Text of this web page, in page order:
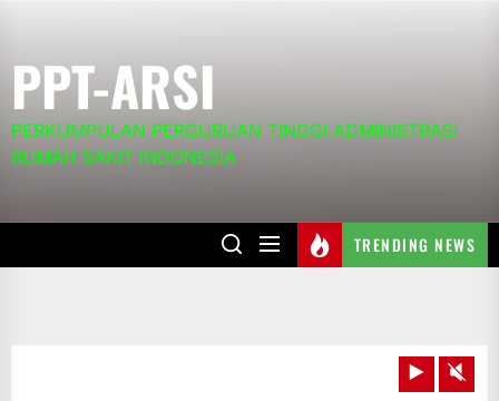
the
content
PPT-ARSI
PERKUMPULAN PERGURUAN TINGGI ADMINISTRASI
RUMAH SAKIT INDONESIA
TRENDING NEWS
Play